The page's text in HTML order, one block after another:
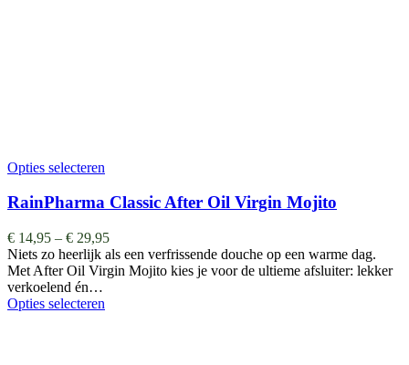
Opties selecteren
RainPharma Classic After Oil Virgin Mojito
€ 14,95 – € 29,95
Niets zo heerlijk als een verfrissende douche op een warme dag.
Met After Oil Virgin Mojito kies je voor de ultieme afsluiter: lekker
verkoelend én…
Opties selecteren